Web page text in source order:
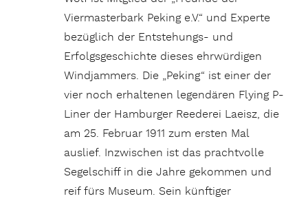
Viermasterbark Peking e.V.“ und Experte
bezüglich der Entstehungs- und
Erfolgsgeschichte dieses ehrwürdigen
Windjammers. Die „Peking“ ist einer der
vier noch erhaltenen legendären Flying P-
Liner der Hamburger Reederei Laeisz, die
am 25. Februar 1911 zum ersten Mal
auslief. Inzwischen ist das prachtvolle
Segelschiff in die Jahre gekommen und
reif fürs Museum. Sein künftiger